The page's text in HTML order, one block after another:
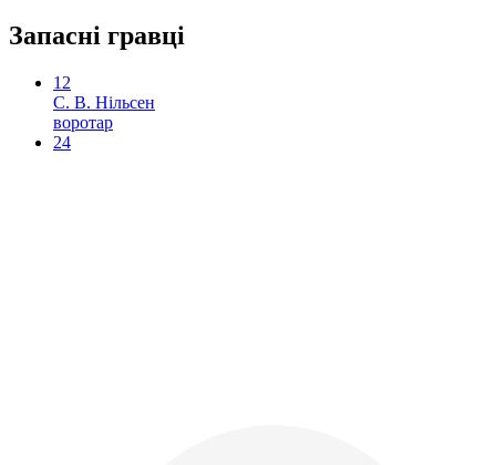
Запасні гравці
12
С. В. Нільсен
воротар
24